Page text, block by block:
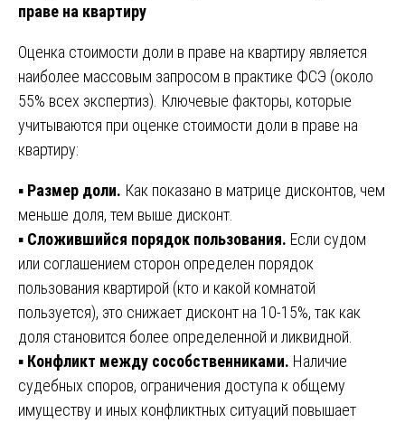
праве на квартиру
Оценка стоимости доли в праве на квартиру является
наиболее массовым запросом в практике ФСЭ (около
55% всех экспертиз). Ключевые факторы, которые
учитываются при оценке стоимости доли в праве на
квартиру:
▪️ Размер доли. Как показано в матрице дисконтов, чем
меньше доля, тем выше дисконт.
▪️ Сложившийся порядок пользования. Если судом
или соглашением сторон определен порядок
пользования квартирой (кто и какой комнатой
пользуется), это снижает дисконт на 10-15%, так как
доля становится более определенной и ликвидной.
▪️ Конфликт между сособственниками. Наличие
судебных споров, ограничения доступа к общему
имуществу и иных конфликтных ситуаций повышает